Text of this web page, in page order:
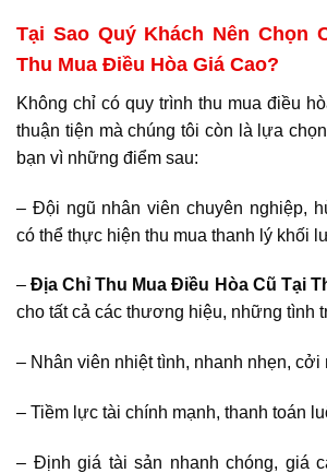
Tại Sao Quý Khách Nên Chọn
Thu Mua Điều Hòa Giá Cao?
Không chỉ có quy trình thu mua điều
thuận tiện mà chúng tôi còn là lựa
bạn vì những điểm sau:
– Đội ngũ nhân viên chuyên nghiệp,
có thể thực hiện thu mua thanh lý khối
–Địa Chỉ Thu Mua Điều Hòa Cũ Tại
cho tất cả các thương hiệu, những tình
– Nhân viên nhiệt tình, nhanh nhẹn, cởi
– Tiềm lực tài chính mạnh, thanh toán
– Định giá tài sản nhanh chóng, giá